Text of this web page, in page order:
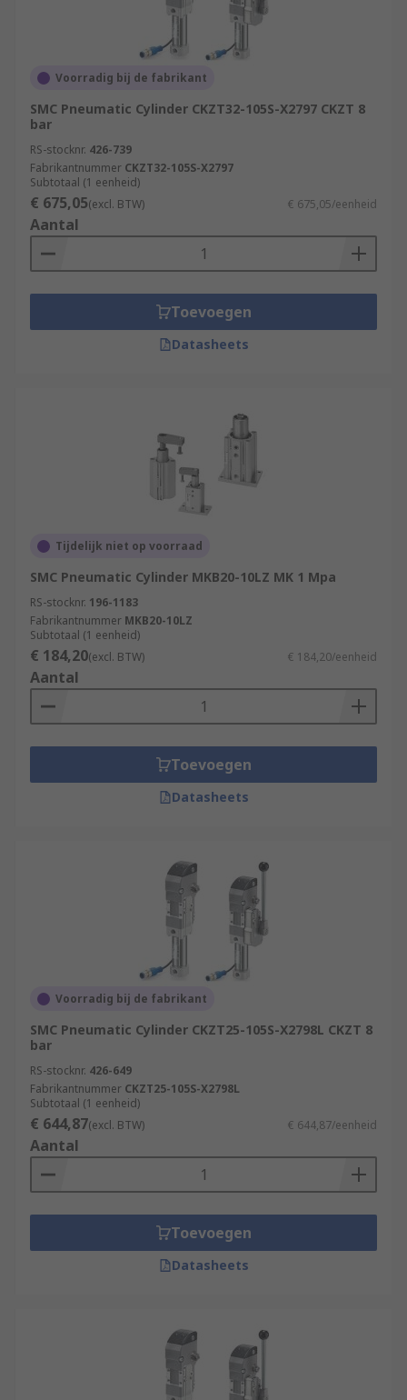
Voorradig bij de fabrikant
SMC Pneumatic Cylinder CKZT32-105S-X2797 CKZT 8
bar
RS-stocknr. 426-739
Fabrikantnummer CKZT32-105S-X2797
Subtotaal (1 eenheid)
€ 675,05(excl. BTW) € 675,05/eenheid
Aantal
Toevoegen
Datasheets
Tijdelijk niet op voorraad
SMC Pneumatic Cylinder MKB20-10LZ MK 1 Mpa
RS-stocknr. 196-1183
Fabrikantnummer MKB20-10LZ
Subtotaal (1 eenheid)
€ 184,20(excl. BTW) € 184,20/eenheid
Aantal
Toevoegen
Datasheets
Voorradig bij de fabrikant
SMC Pneumatic Cylinder CKZT25-105S-X2798L CKZT 8
bar
RS-stocknr. 426-649
Fabrikantnummer CKZT25-105S-X2798L
Subtotaal (1 eenheid)
€ 644,87(excl. BTW) € 644,87/eenheid
Aantal
Toevoegen
Datasheets